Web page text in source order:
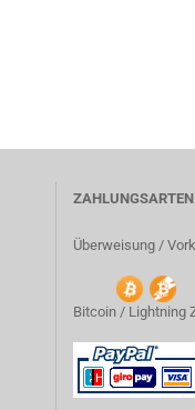
Überweisung /
Bitcoin / Lightning